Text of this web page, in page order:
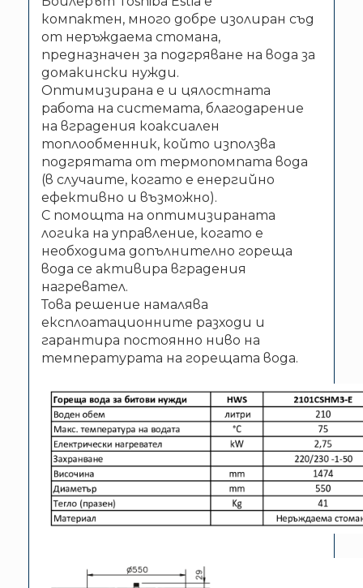
компактен, много добре изолиран съд
от неръждаема стомана,
предназначен за подгряване на вода за
домакински нужди.
Оптимизирана е и цялостната
работа на системата, благодарение
на вградения коаксиален
топлообменник, който използва
подгрятата от термопомпата вода
(в случаите, когато е енергийно
ефективно и възможно).
С помощта на оптимизираната
логика на управление, когато е
необходима допълнително гореща
вода се активира вградения
нагревател.
Това решение намалява
експлоатационните разходи и
гарантира постоянно ниво на
температурата на горещата вода.